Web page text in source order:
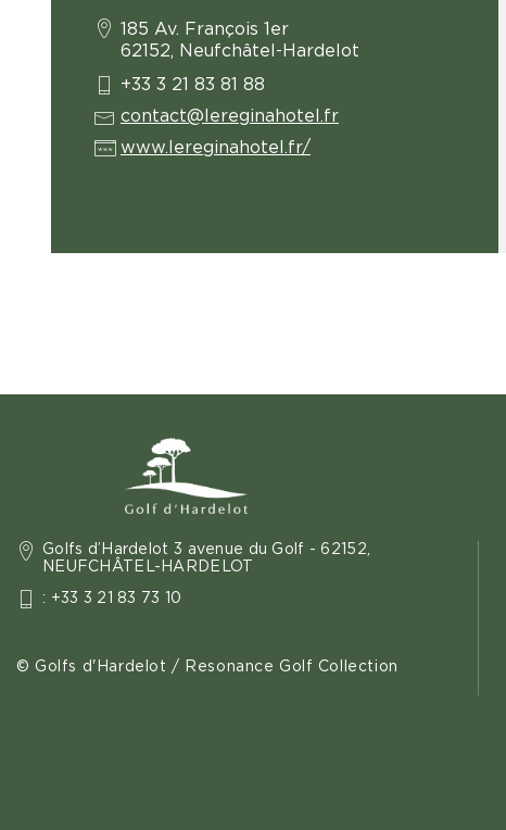
185 Av. François 1er
62152, Neufchâtel-Hardelot
+33 3 21 83 81 88
contact@lereginahotel.fr
www.lereginahotel.fr/
Golfs d’Hardelot 3 avenue du Golf - 62152,
NEUFCHÂTEL-HARDELOT
: +33 3 21 83 73 10
© Golfs d'Hardelot / Resonance Golf Collection